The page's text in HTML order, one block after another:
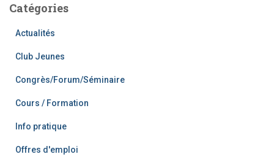
Catégories
Actualités
Club Jeunes
Congrès/Forum/Séminaire
Cours / Formation
Info pratique
Offres d'emploi